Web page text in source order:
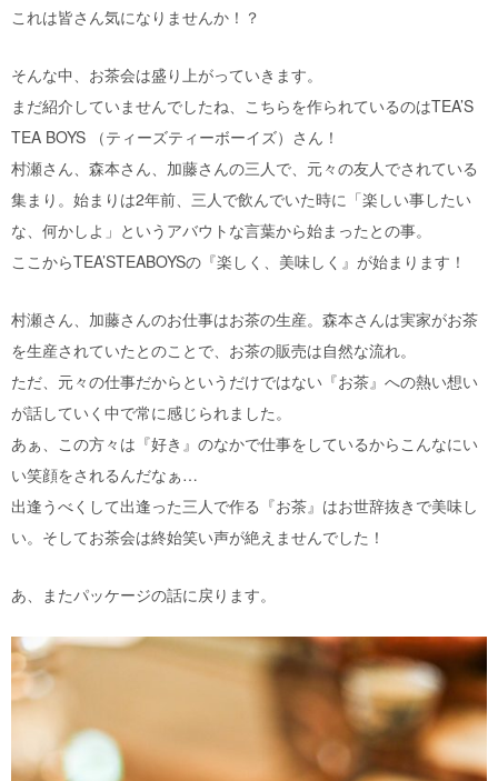
これは皆さん気になりませんか！？
そんな中、お茶会は盛り上がっていきます。
まだ紹介していませんでしたね、こちらを作られているのはTEA’S
TEA BOYS （ティーズティーボーイズ）さん！
村瀬さん、森本さん、加藤さんの三人で、元々の友人でされている
集まり。始まりは2年前、三人で飲んでいた時に「楽しい事したい
な、何かしよ」というアバウトな言葉から始まったとの事。
ここからTEA’STEABOYSの『楽しく、美味しく』が始まります！
村瀬さん、加藤さんのお仕事はお茶の生産。森本さんは実家がお茶
を生産されていたとのことで、お茶の販売は自然な流れ。
ただ、元々の仕事だからというだけではない『お茶』への熱い想い
が話していく中で常に感じられました。
あぁ、この方々は『好き』のなかで仕事をしているからこんなにい
い笑顔をされるんだなぁ…
出逢うべくして出逢った三人で作る『お茶』はお世辞抜きで美味し
い。そしてお茶会は終始笑い声が絶えませんでした！
あ、またパッケージの話に戻ります。